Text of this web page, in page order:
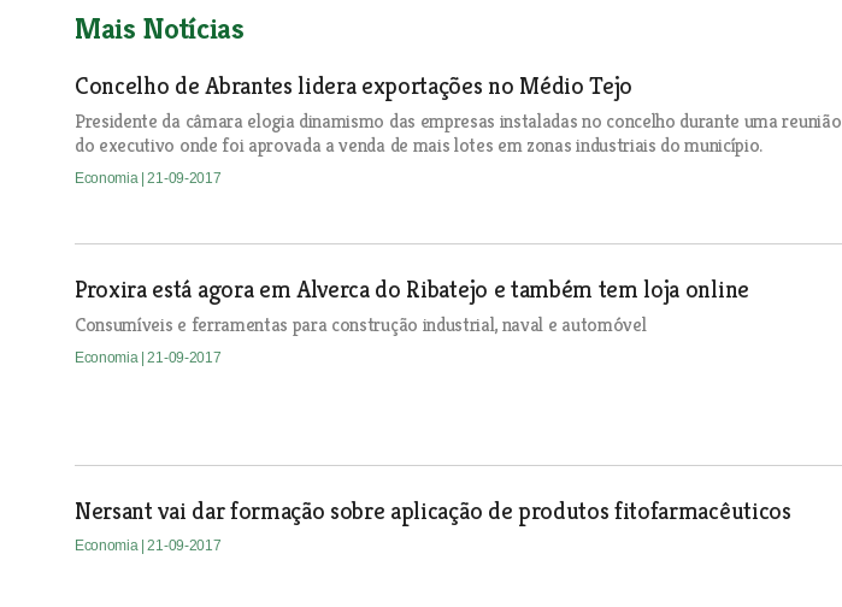
Mais Notícias
Concelho de Abrantes lidera exportações no Médio Tejo
Presidente da câmara elogia dinamismo das empresas instaladas no concelho durante uma reunião
do executivo onde foi aprovada a venda de mais lotes em zonas industriais do município.
Economia | 21-09-2017
Proxira está agora em Alverca do Ribatejo e também tem loja online
Consumíveis e ferramentas para construção industrial, naval e automóvel
Economia | 21-09-2017
Nersant vai dar formação sobre aplicação de produtos fitofarmacêuticos
Economia | 21-09-2017